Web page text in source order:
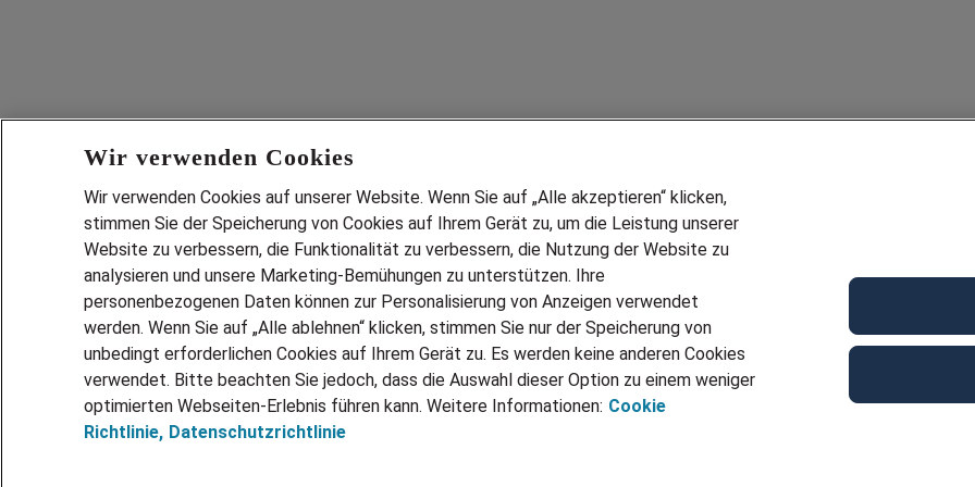
Services
JOBSUCHE
LEBENSLAUF GENERATOR
ZEITARBEIT
PERSONALVERMITTLUNG
PARTNERSHIP WITH AIRBUS
Wir verwenden Cookies
Wir verwenden Cookies auf unserer Website. Wenn Sie auf „Alle akzeptieren“ klicken,
stimmen Sie der Speicherung von Cookies auf Ihrem Gerät zu, um die Leistung unserer
Website zu verbessern, die Funktionalität zu verbessern, die Nutzung der Website zu
analysieren und unsere Marketing-Bemühungen zu unterstützen. Ihre
personenbezogenen Daten können zur Personalisierung von Anzeigen verwendet
werden. Wenn Sie auf „Alle ablehnen“ klicken, stimmen Sie nur der Speicherung von
unbedingt erforderlichen Cookies auf Ihrem Gerät zu. Es werden keine anderen Cookies
verwendet. Bitte beachten Sie jedoch, dass die Auswahl dieser Option zu einem weniger
optimierten Webseiten-Erlebnis führen kann. Weitere Informationen: Cookie
Richtlinie, Datenschutzrichtlinie